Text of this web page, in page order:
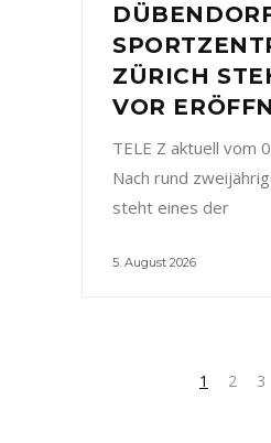
ZÜRICH
VOR
TELE Z aktuell vom
Nach rund
steht eines der
5. August 2026
1 2 3